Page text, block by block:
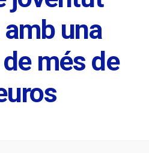
amb una
més de